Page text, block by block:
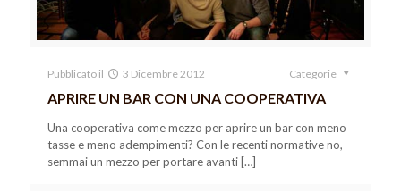
Pubblicato il 3 Dicembre 2012 Categorie
APRIRE UN BAR CON UNA COOPERATIVA
Una cooperativa come mezzo per aprire un bar con meno
tasse e meno adempimenti? Con le recenti normative no,
semmai un mezzo per portare avanti […]